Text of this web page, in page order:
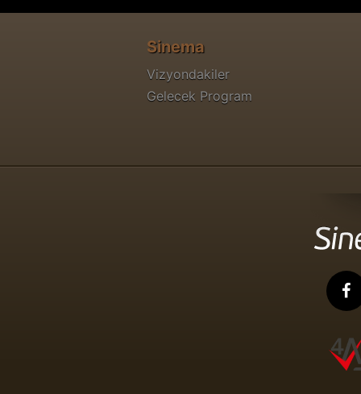
Sinema
Vizyondakiler
Gelecek Program